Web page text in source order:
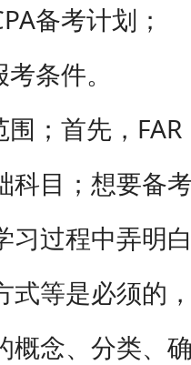
备考计划；
条件。
；首先，FAR
科目；想要备
过程中弄明
式等是必须的
概念、分类、